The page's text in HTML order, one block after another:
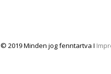
© 2019 Minden jog fenntartva I